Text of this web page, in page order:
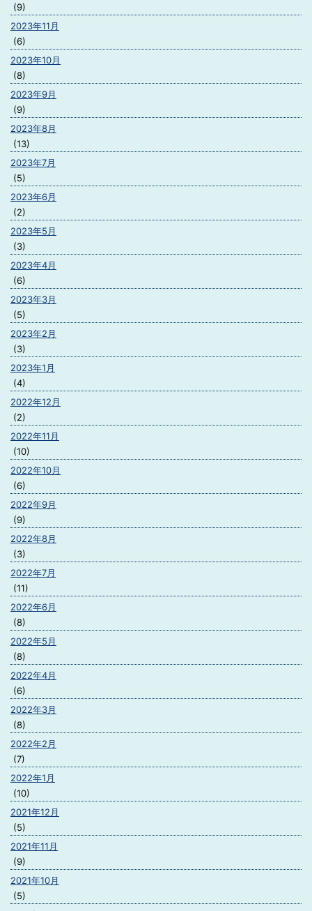
(9)
2023年11月
(6)
2023年10月
(8)
2023年9月
(9)
2023年8月
(13)
2023年7月
(5)
2023年6月
(2)
2023年5月
(3)
2023年4月
(6)
2023年3月
(5)
2023年2月
(3)
2023年1月
(4)
2022年12月
(2)
2022年11月
(10)
2022年10月
(6)
2022年9月
(9)
2022年8月
(3)
2022年7月
(11)
2022年6月
(8)
2022年5月
(8)
2022年4月
(6)
2022年3月
(8)
2022年2月
(7)
2022年1月
(10)
2021年12月
(5)
2021年11月
(9)
2021年10月
(5)